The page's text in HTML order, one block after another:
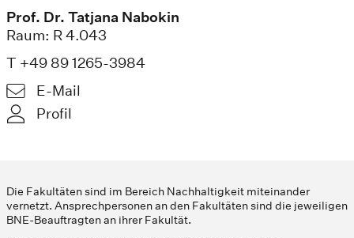
Prof. Dr. Tatjana Nabokin
Raum: R 4.043
T +49 89 1265-3984
E-Mail
Profil
Die Fakultäten sind im Bereich Nachhaltigkeit miteinander
vernetzt. Ansprechpersonen an den Fakultäten sind die jeweiligen
BNE-Beauftragten an ihrer Fakultät.